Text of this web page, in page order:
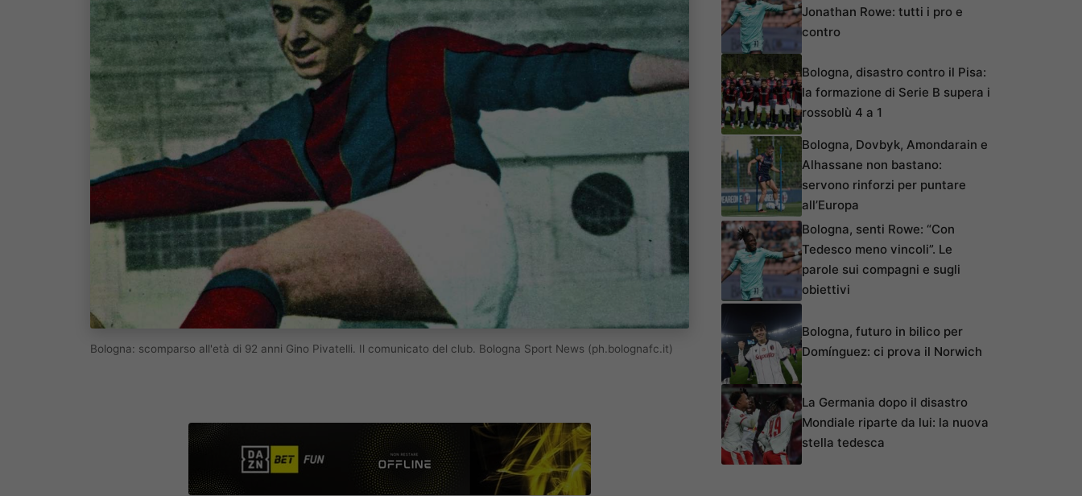
Bologna: scomparso all'età di 92 anni Gino Pivatelli. Il comunicato del club. Bologna Sport News (ph.bolognafc.it)
Jonathan Rowe: tutti i pro e
contro
Bologna, disastro contro il Pisa:
la formazione di Serie B supera i
rossoblù 4 a 1
Bologna, Dovbyk, Amondarain e
Alhassane non bastano:
servono rinforzi per puntare
all’Europa
Bologna, senti Rowe: “Con
Tedesco meno vincoli”. Le
parole sui compagni e sugli
obiettivi
Bologna, futuro in bilico per
Domínguez: ci prova il Norwich
La Germania dopo il disastro
Mondiale riparte da lui: la nuova
stella tedesca